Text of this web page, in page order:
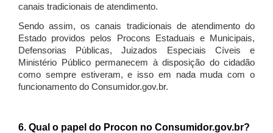
canais tradicionais de atendimento.
Sendo assim, os canais tradicionais de atendimento do
Estado providos pelos Procons Estaduais e Municipais,
Defensorias Públicas, Juizados Especiais Cíveis e
Ministério Público permanecem à disposição do cidadão
como sempre estiveram, e isso em nada muda com o
funcionamento do Consumidor.gov.br.
6. Qual o papel do Procon no Consumidor.gov.br?